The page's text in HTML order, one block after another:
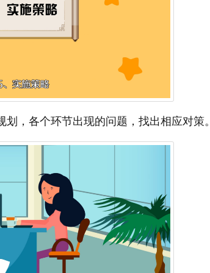
，各个环节出现的问题，找出相应对策。